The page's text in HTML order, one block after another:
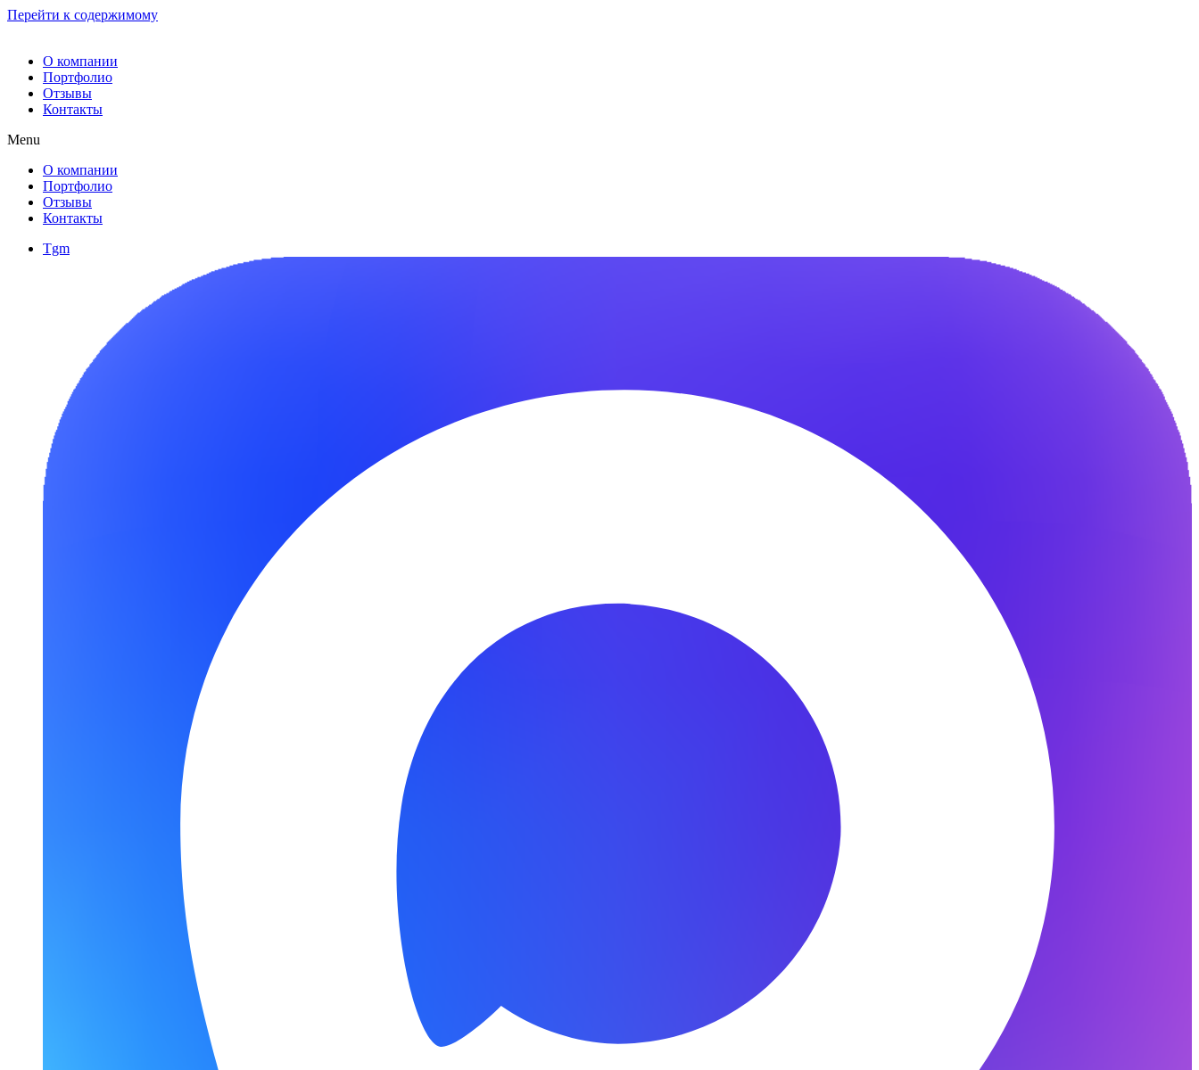
Перейти к содержимому
О компании
Портфолио
Отзывы
Контакты
Menu
О компании
Портфолио
Отзывы
Контакты
Tgm